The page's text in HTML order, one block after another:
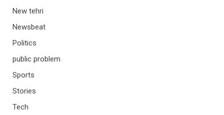
New tehri
Newsbeat
Politics
public problem
Sports
Stories
Tech